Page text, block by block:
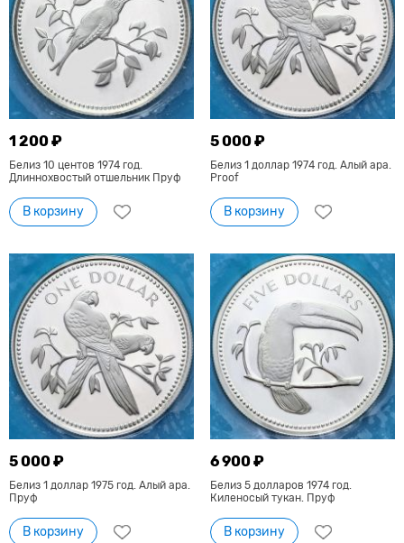
1 200 ₽
Белиз 10 центов 1974 год.
Длиннохвостый отшельник Пруф
В корзину
5 000 ₽
Белиз 1 доллар 1974 год. Алый ара.
Proof
В корзину
5 000 ₽
Белиз 1 доллар 1975 год. Алый ара.
Пруф
В корзину
6 900 ₽
Белиз 5 долларов 1974 год.
Киленосый тукан. Пруф
В корзину